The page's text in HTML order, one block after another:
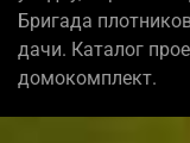
Бригада
дачи. Каталог
домокомплект.